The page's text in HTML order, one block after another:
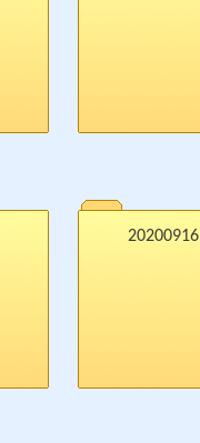
20200916